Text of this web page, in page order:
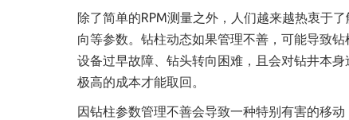
除了简单的RPM测量之外，人们越来越热衷于
向等参数。钻柱动态如果管理不善，可能导致钻
设备过早故障、钻头转向困难，且会对钻井本
极高的成本才能取回。
因钻柱参数管理不善会导致一种特别有害的移